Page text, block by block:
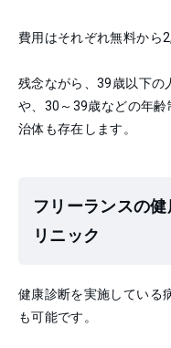
費用はそれぞれ無料から
残念ながら、39歳以下の
や、30～39歳などの年齢
治体も存在します。
フリーランスの
リニック
健康診断を実施している
も可能です。